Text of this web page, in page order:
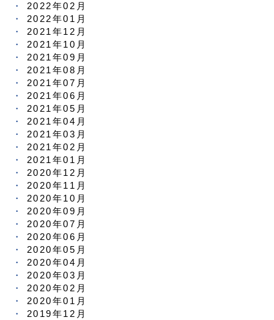
2022年02月
2022年01月
2021年12月
2021年10月
2021年09月
2021年08月
2021年07月
2021年06月
2021年05月
2021年04月
2021年03月
2021年02月
2021年01月
2020年12月
2020年11月
2020年10月
2020年09月
2020年07月
2020年06月
2020年05月
2020年04月
2020年03月
2020年02月
2020年01月
2019年12月